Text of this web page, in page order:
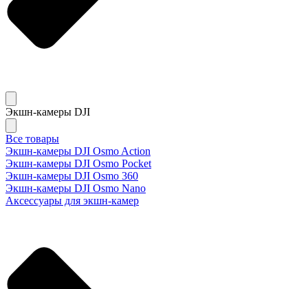
Экшн-камеры DJI
Все товары
Экшн-камеры DJI Osmo Action
Экшн-камеры DJI Osmo Pocket
Экшн-камеры DJI Osmo 360
Экшн-камеры DJI Osmo Nano
Аксессуары для экшн-камер